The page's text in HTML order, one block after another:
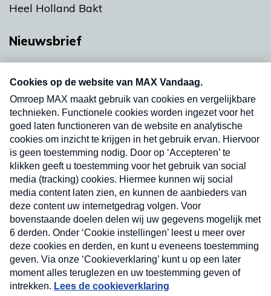
Heel Holland Bakt
Nieuwsbrief
nieuwsbrief. Elke vrijdag- en dinsdagochtend in
uw mailbox.
Verzend
Nieuwsbrief
Neem hier een gratis abonnement op onze
nieuwsbrief. Elke vrijdag- en dinsdagochtend in uw